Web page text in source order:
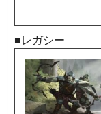
■レガシー